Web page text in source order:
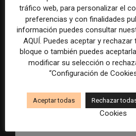
Radio Televisión Madrid
establece un sistema de
control para el uso de la
inteligencia artificial
DEJA UNA RESPUESTA
tráfico web, para personalizar el
preferencias y con finalidades
información puedes consultar
AQUÍ. Puedes aceptar y
bloque o también puedes
modificar su selección o
“Configuración de
Aceptar todas Rechazar
Cookies